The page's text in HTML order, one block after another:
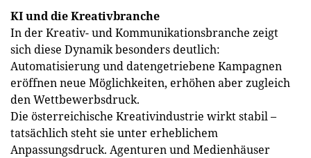
KI und die Kreativbranche
In der Kreativ- und Kommunikationsbranche zeigt
sich diese Dynamik besonders deutlich:
Automatisierung und datengetriebene Kampagnen
eröffnen neue Möglichkeiten, erhöhen aber zugleich
den Wettbewerbsdruck.
Die österreichische Kreativindustrie wirkt stabil –
tatsächlich steht sie unter erheblichem
Anpassungsdruck. Agenturen und Medienhäuser